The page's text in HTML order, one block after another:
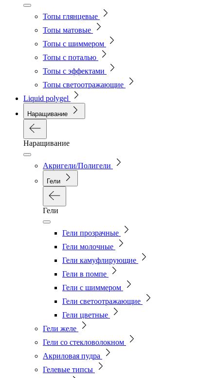
Топы глянцевые
Топы матовые
Топы с шиммером
Топы с поталью
Топы с эффектами
Топы светоотражающие
Liquid polygel
Наращивание
Наращивание
Акригели/Полигели
Гели
Гели
Гели прозрачные
Гели молочные
Гели камуфлирующие
Гели в помпе
Гели с шиммером
Гели светоотражающие
Гели цветные
Гели желе
Гели со стекловолокном
Акриловая пудра
Гелевые типсы